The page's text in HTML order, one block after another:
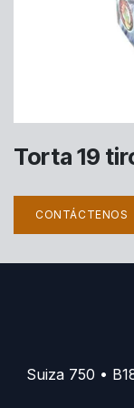
Torta 19
CONTÁCTENOS
Suiza 750 •